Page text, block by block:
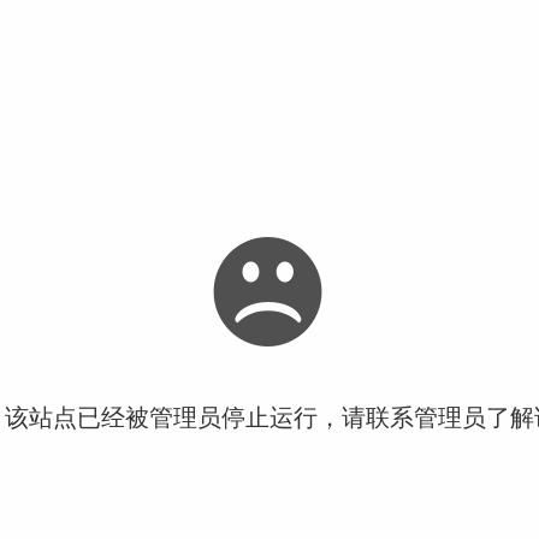
站点已经被管理员停止运行，请联系管理员了